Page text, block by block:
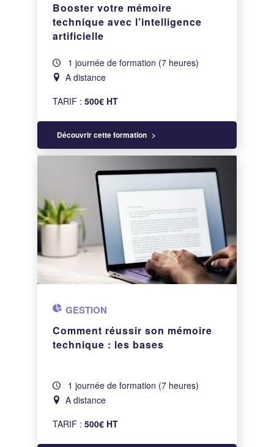
Booster votre mémoire
technique avec l’intelligence
artificielle
1 journée de formation (7 heures)
A distance
TARIF :500€ HT
Découvrir cette formation
GESTION
Comment réussir son mémoire
technique : les bases
1 journée de formation (7 heures)
A distance
TARIF :500€ HT